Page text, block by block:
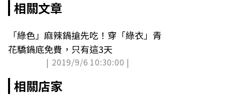
相關文章
「綠色」麻辣鍋搶先吃！穿「綠衣」青
花驕鍋底免費，只有這3天
| 2019/9/6 10:30:00 |
相關店家